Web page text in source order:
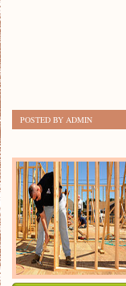
POSTED BY ADMIN